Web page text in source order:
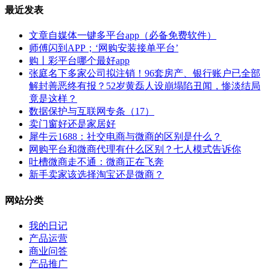
最近发表
文章自媒体一键多平台app（必备免费软件）
师傅闪到APP；‘网购安装接单平台’
购丨彩平台哪个最好app
张庭名下多家公司拟注销！96套房产、银行账户已全部
解封善恶终有报？52岁黄磊人设崩塌陷丑闻，惨淡结局
竟是这样？
数据保护与互联网专条（17）
卖门窗好还是家居好
犀牛云1688：社交电商与微商的区别是什么？
网购平台和微商代理有什么区别？七人模式告诉你
吐槽微商走不通：微商正在飞奔
新手卖家该选择淘宝还是微商？
网站分类
我的日记
产品运营
商业问答
产品推广